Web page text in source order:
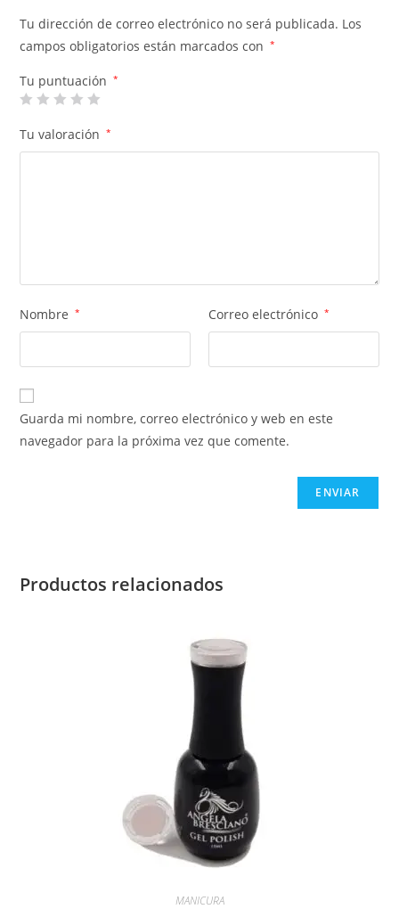
Tu dirección de correo electrónico no será publicada. Los
campos obligatorios están marcados con
*
Tu puntuación *
Tu valoración *
Nombre * Correo electrónico *
Guarda mi nombre, correo electrónico y web en este
navegador para la próxima vez que comente.
Productos relacionados
MANICURA